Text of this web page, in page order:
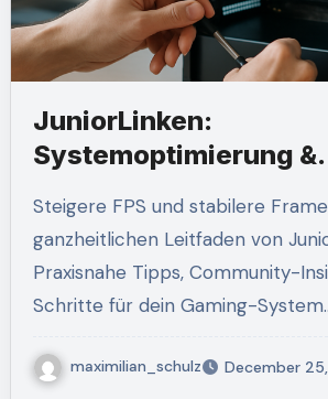
JuniorLinken:
Systemoptimierung &
Steigere FPS und stabilere Frameraten mit dem
ganzheitlichen Leitfaden von
Praxisnahe Tipps, Community-
Schritte für dein Gaming-
maximilian_schulz December